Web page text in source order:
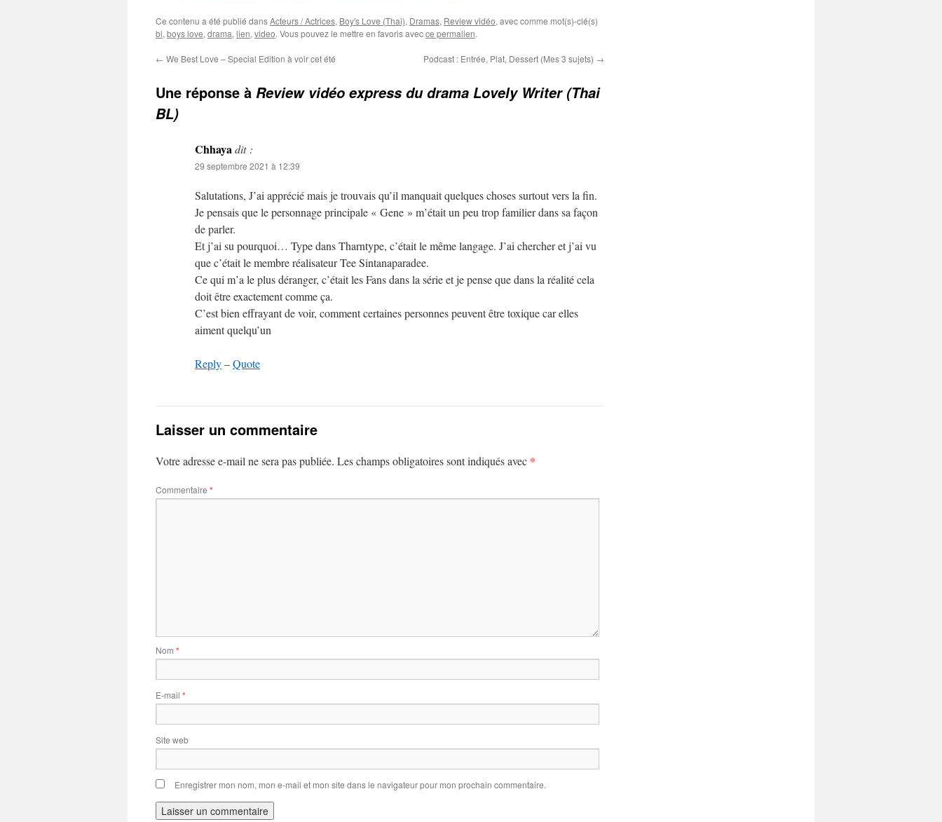
Ce contenu a été publié dansActeurs / Actrices, Boy's Love (Thai), Dramas, Review vidéo, avec comme mot(s)-clé(s)
bl, boys love, drama, lien, video. Vous pouvez le mettre en favoris avecce permalien.
← We Best Love – Special Edition à voir cet été Podcast : Entrée, Plat, Dessert (Mes 3 sujets) →
Une réponse à Review vidéo express du drama Lovely Writer (Thai
BL)
Chhayadit :
29 septembre 2021 à 12:39
Salutations, J’ai apprécié mais je trouvais qu’il manquait quelques choses surtout vers la fin.
Je pensais que le personnage principale « Gene » m’était un peu trop familier dans sa façon
de parler.
Et j’ai su pourquoi… Type dans Tharntype, c’était le même langage. J’ai chercher et j’ai vu
que c’était le membre réalisateur Tee Sintanaparadee.
Ce qui m’a le plus déranger, c’était les Fans dans la série et je pense que dans la réalité cela
doit être exactement comme ça.
C’est bien effrayant de voir, comment certaines personnes peuvent être toxique car elles
aiment quelqu’un
Reply–Quote
Laisser un commentaire
Votre adresse e-mail ne sera pas publiée. Les champs obligatoires sont indiqués avec *
Commentaire *
Nom *
E-mail *
Site web
Enregistrer mon nom, mon e-mail et mon site dans le navigateur pour mon prochain commentaire.